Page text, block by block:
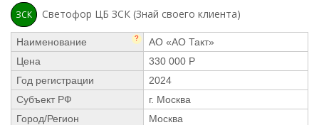
ЗСК Светофор ЦБ ЗСК (Знай своего клиента)
Наименование ?
АО «АО Такт»
Цена
330 000 Р
Год регистрации
2024
Субъект РФ
г. Москва
Город/Регион
Москва